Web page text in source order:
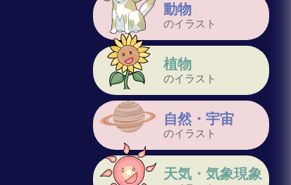
動物
のイラスト
植物
のイラスト
自然・宇宙
のイラスト
天気・気象現象